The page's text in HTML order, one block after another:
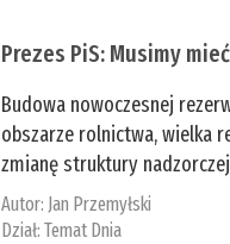
Prezes PiS: Musimy
Budowa nowoczesnej
obszarze rolnictwa, wielka
zmianę struktury
Autor: Jan Przemyłski
Dział:Temat Dnia